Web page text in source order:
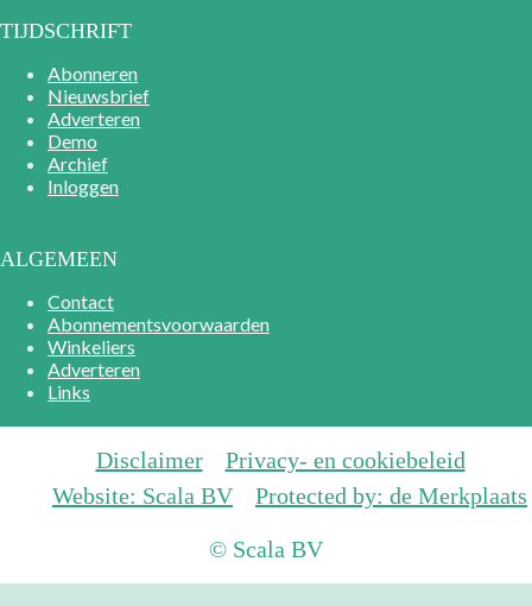
TIJDSCHRIFT
Abonneren
Nieuwsbrief
Adverteren
Demo
Archief
Inloggen
ALGEMEEN
Contact
Abonnementsvoorwaarden
Winkeliers
Adverteren
Links
Disclaimer
Privacy- en cookiebeleid
Website: Scala BV
Protected by: de Merkplaats
© Scala BV